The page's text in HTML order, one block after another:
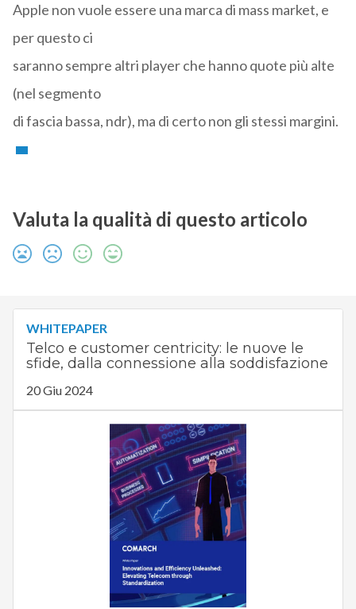
Apple non vuole essere una marca di mass market, e
per questo ci
saranno sempre altri player che hanno quote più alte
(nel segmento
di fascia bassa, ndr), ma di certo non gli stessi margini.
Valuta la qualità di questo articolo
WHITEPAPER
Telco e customer centricity: le nuove le
sfide, dalla connessione alla soddisfazione
20 Giu 2024